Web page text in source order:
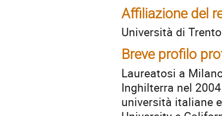
Affiliazione del
Università di Trento
Breve profilo
Laureatosi a
Inghilterra nel
università italiane